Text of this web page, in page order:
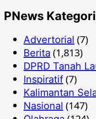
PNews Kategori
Advertorial (7)
Berita (1,813)
DPRD Tanah
Inspiratif (7)
Kalimantan
Nasional (147)